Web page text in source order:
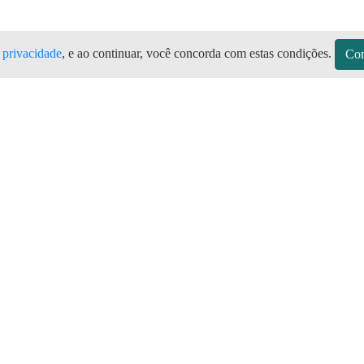
, e ao continuar, você concorda com estas condições.